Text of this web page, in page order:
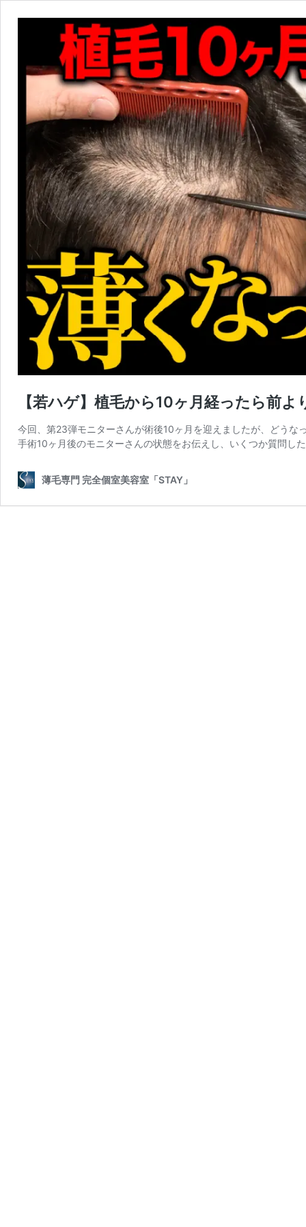
【若ハゲ】植毛から10ヶ月経ったら前
今回、第23弾モニターさんが術後10ヶ月を迎えましたが、どう
手術10ヶ月後のモニターさんの状態をお伝えし、いくつか質問し
薄毛専門 完全個室美容室「STAY」